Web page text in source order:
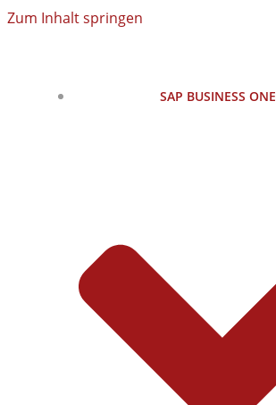
Zum Inhalt springen
SAP BUSINESS ONE